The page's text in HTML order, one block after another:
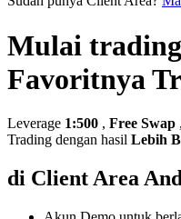
Mulai
Favoritnya
Leverage 1:500 , Free Swap ,
Trading dengan hasil Lebih
di Client Area